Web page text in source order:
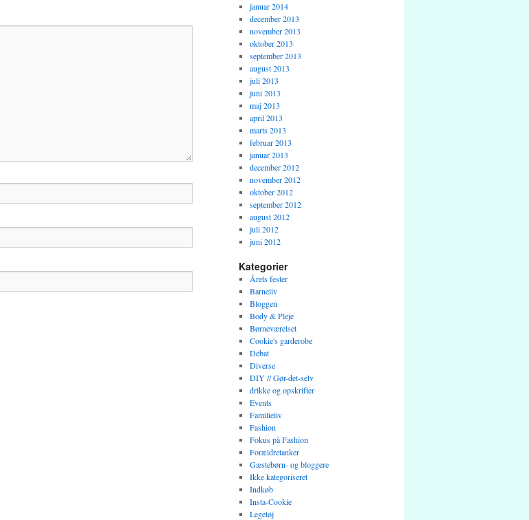
januar 2014
december 2013
november 2013
oktober 2013
september 2013
august 2013
juli 2013
juni 2013
maj 2013
april 2013
marts 2013
februar 2013
januar 2013
december 2012
november 2012
oktober 2012
september 2012
august 2012
juli 2012
juni 2012
Kategorier
Årets fester
Barneliv
Bloggen
Body & Pleje
Børneværelset
Cookie's garderobe
Debat
Diverse
DIY // Gør-det-selv
drikke og opskrifter
Events
Familieliv
Fashion
Fokus på Fashion
Forældretanker
Gæstebørn- og bloggere
Ikke kategoriseret
Indkøb
Insta-Cookie
Legetøj